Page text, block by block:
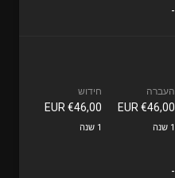
-
העברה
€46,00 EUR
1 שנה
חידוש
€46,00 EUR
1 שנה
-